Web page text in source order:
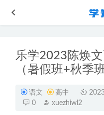
乐学2023陈焕
（暑假班+秋季班
语文 高中
0
xuezhiwl2